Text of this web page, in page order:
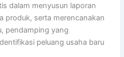
dalam menyusun laporan
produk, serta merencanakan
pendamping yang
peluang usaha baru